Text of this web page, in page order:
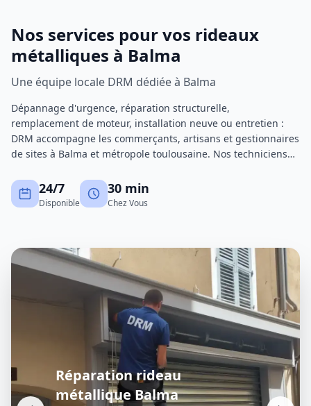
Nos services pour vos rideaux
métalliques à Balma
Une équipe locale DRM dédiée à Balma
Dépannage d'urgence, réparation structurelle,
remplacement de moteur, installation neuve ou entretien :
DRM accompagne les commerçants, artisans et gestionnaires
de sites à Balma et métropole toulousaine. Nos techniciens
pour réduire au maximum les immobilisations.
24/7
Disponible
30 min
Chez Vous
Réparation rideau
métallique Balma